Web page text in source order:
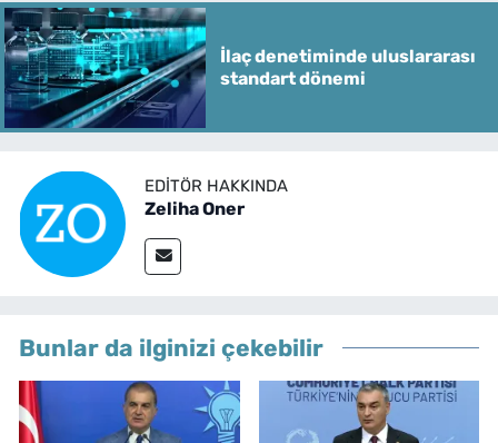
İlaç denetiminde uluslararası
standart dönemi
EDITÖR HAKKINDA
Zeliha Oner
Bunlar da ilginizi çekebilir